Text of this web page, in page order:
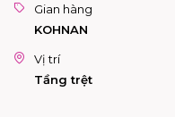
Gian hàng
KOHNAN
Vị trí
Tầng trệt